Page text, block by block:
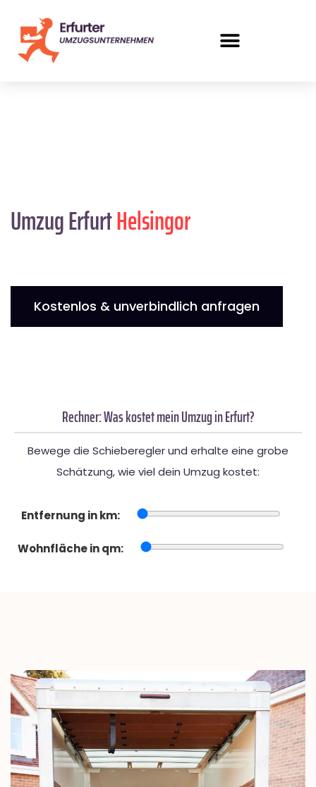
Umzug ErfurtHelsingor
Kostenlos & unverbindlich anfragen
Rechner: Was kostet mein Umzug in Erfurt?
Bewege die Schieberegler und erhalte eine grobe
Schätzung, wie viel dein Umzug kostet:
Entfernung in km:
Wohnfläche in qm: